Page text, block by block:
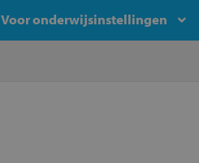
Voor onderwijsinstellingen